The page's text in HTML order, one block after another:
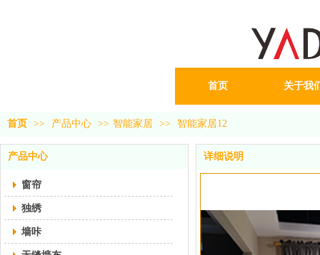
首页 关于我
首页 >> 产品中心 >> 智能家居 >> 智能家居12
产品中心
窗帘
独绣
墙咔
详细说明